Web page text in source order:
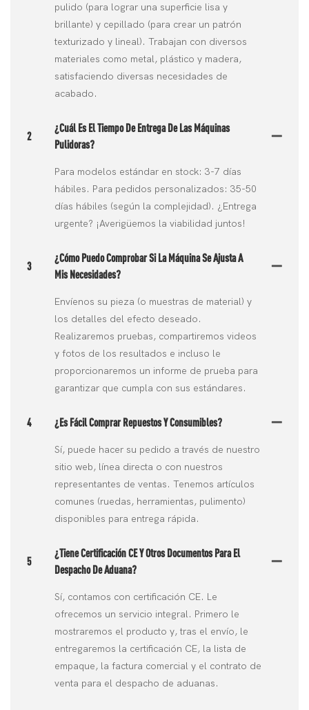
pulido (para lograr una superficie lisa y
brillante) y cepillado (para crear un patrón
texturizado y lineal). Trabajan con diversos
materiales como metal, plástico y madera,
satisfaciendo diversas necesidades de
acabado.
2
¿Cuál Es El Tiempo De Entrega De Las Máquinas
Pulidoras?
Para modelos estándar en stock: 3-7 días
hábiles. Para pedidos personalizados: 35-50
días hábiles (según la complejidad). ¿Entrega
urgente? ¡Averigüemos la viabilidad juntos!
3
¿Cómo Puedo Comprobar Si La Máquina Se Ajusta A
Mis Necesidades?
Envíenos su pieza (o muestras de material) y
los detalles del efecto deseado.
Realizaremos pruebas, compartiremos videos
y fotos de los resultados e incluso le
proporcionaremos un informe de prueba para
garantizar que cumpla con sus estándares.
4 ¿Es Fácil Comprar Repuestos Y Consumibles?
Sí, puede hacer su pedido a través de nuestro
sitio web, línea directa o con nuestros
representantes de ventas. Tenemos artículos
comunes (ruedas, herramientas, pulimento)
disponibles para entrega rápida.
5
¿Tiene Certificación CE Y Otros Documentos Para El
Despacho De Aduana?
Sí, contamos con certificación CE. Le
ofrecemos un servicio integral. Primero le
mostraremos el producto y, tras el envío, le
entregaremos la certificación CE, la lista de
empaque, la factura comercial y el contrato de
venta para el despacho de aduanas.